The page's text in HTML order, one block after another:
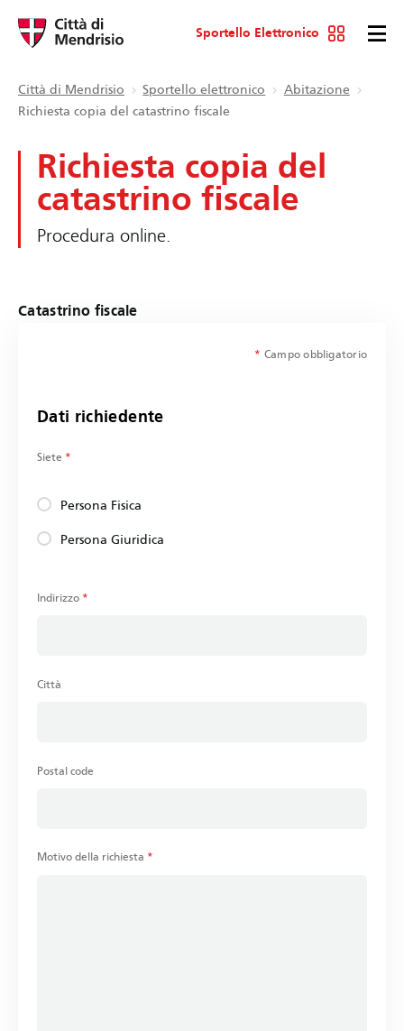
Sportello Elettronico
Città di Mendrisio Sportello elettronico
Abitazione
Richiesta copia del catastrino fiscale
Richiesta copia del
catastrino fiscale
Procedura online.
Catastrino fiscale
* Campo obbligatorio
Dati richiedente
Siete *
Persona Fisica
Persona Giuridica
Indirizzo *
Città
Postal code
Motivo della richiesta *